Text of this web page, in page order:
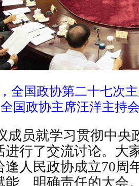
全国政协第二十七次
国政协主席汪洋主持
成员就学习贯彻中央
进行了交流讨论。大
逢人民政协成立70周
能、明确责任的大会